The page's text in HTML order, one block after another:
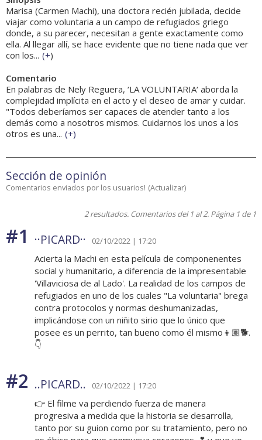
Marisa (Carmen Machi), una doctora recién jubilada, decide
viajar como voluntaria a un campo de refugiados griego
donde, a su parecer, necesitan a gente exactamente como
ella. Al llegar allí, se hace evidente que no tiene nada que ver
con los... (+)
Comentario
En palabras de Nely Reguera, ‘LA VOLUNTARIA‘ aborda la
complejidad implícita en el acto y el deseo de amar y cuidar.
"Todos deberíamos ser capaces de atender tanto a los
demás como a nosotros mismos. Cuidarnos los unos a los
otros es una... (+)
Sección de opinión
Comentarios enviados por los usuarios! (Actualizar)
2 resultados. Comentarios del 1 al 2. Página 1 de 1
#1 ··PICARD·· 02/10/2022 | 17:20
Acierta la Machi en esta película de componenentes
social y humanitario, a diferencia de la impresentable
'Villaviciosa de al Lado'. La realidad de los campos de
refugiados en uno de los cuales "La voluntaria" brega
contra protocolos y normas deshumanizadas,
implicándose con un niñito sirio que lo único que
posee es un perrito, tan bueno como él mismo👦🏽🐕.
👇
#2 ..PICARD.. 02/10/2022 | 17:20
👉 El filme va perdiendo fuerza de manera
progresiva a medida que la historia se desarrolla,
tanto por su guion como por su tratamiento, pero no